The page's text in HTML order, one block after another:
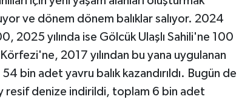
ve dönem dönem balıklar salıyor. 2024
2025 yılında ise Gölcük Ulaşlı Sahili'ne 100
2017 yılından bu yana uygulanan
bin adet yavru balık kazandırıldı. Bugün de
resif denize indirildi, toplam 6 bin adet